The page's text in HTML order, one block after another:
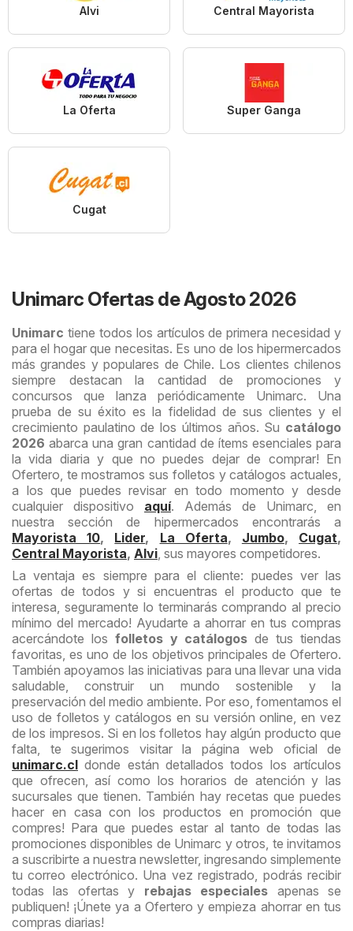
Alvi Central Mayorista
La Oferta Super Ganga
Cugat
Unimarc Ofertas de Agosto 2026
Unimarc tiene todos los artículos de primera necesidad y
para el hogar que necesitas. Es uno de los hipermercados
más grandes y populares de Chile. Los clientes chilenos
siempre destacan la cantidad de promociones y
concursos que lanza periódicamente Unimarc. Una
prueba de su éxito es la fidelidad de sus clientes y el
crecimiento paulatino de los últimos años. Su catálogo
2026 abarca una gran cantidad de ítems esenciales para
la vida diaria y que no puedes dejar de comprar! En
Ofertero, te mostramos sus folletos y catálogos actuales,
a los que puedes revisar en todo momento y desde
cualquier dispositivo aquí. Además de Unimarc, en
nuestra sección de hipermercados encontrarás a
Mayorista 10, Lider, La Oferta, Jumbo, Cugat,
Central Mayorista, Alvi, sus mayores competidores.
La ventaja es siempre para el cliente: puedes ver las
ofertas de todos y si encuentras el producto que te
interesa, seguramente lo terminarás comprando al precio
mínimo del mercado! Ayudarte a ahorrar en tus compras
acercándote los folletos y catálogos de tus tiendas
favoritas, es uno de los objetivos principales de Ofertero.
También apoyamos las iniciativas para una llevar una vida
saludable, construir un mundo sostenible y la
preservación del medio ambiente. Por eso, fomentamos el
uso de folletos y catálogos en su versión online, en vez
de los impresos. Si en los folletos hay algún producto que
falta, te sugerimos visitar la página web oficial de
unimarc.cl donde están detallados todos los artículos
que ofrecen, así como los horarios de atención y las
sucursales que tienen. También hay recetas que puedes
hacer en casa con los productos en promoción que
compres! Para que puedes estar al tanto de todas las
promociones disponibles de Unimarc y otros, te invitamos
a suscribirte a nuestra newsletter, ingresando simplemente
tu correo electrónico. Una vez registrado, podrás recibir
todas las ofertas y rebajas especiales apenas se
publiquen! ¡Únete ya a Ofertero y empieza ahorrar en tus
compras diarias!